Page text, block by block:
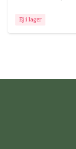
ett ljust
heta element,
Tips
Använd
Vattna
Ej i lager